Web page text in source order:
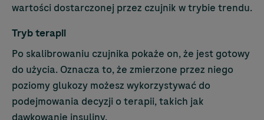
wartości dostarczonej przez czujnik w trybie trendu.
Tryb terapii
Po skalibrowaniu czujnika pokaże on, że jest gotowy
do użycia. Oznacza to, że zmierzone przez niego
poziomy glukozy możesz wykorzystywać do
podejmowania decyzji o terapii, takich jak
dawkowanie insuliny.